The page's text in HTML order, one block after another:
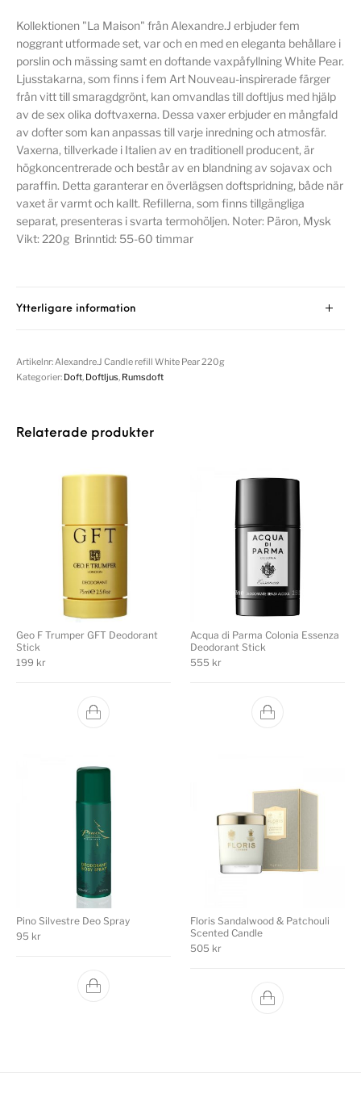
Kollektionen "La Maison" från Alexandre.J erbjuder fem
noggrant utformade set, var och en med en eleganta behållare i
porslin och mässing samt en doftande vaxpåfyllning White Pear.
Ljusstakarna, som finns i fem Art Nouveau-inspirerade färger
från vitt till smaragdgrönt, kan omvandlas till doftljus med hjälp
av de sex olika doftvaxerna. Dessa vaxer erbjuder en mångfald
av dofter som kan anpassas till varje inredning och atmosfär.
Vaxerna, tillverkade i Italien av en traditionell producent, är
högkoncentrerade och består av en blandning av sojavax och
paraffin. Detta garanterar en överlägsen doftspridning, både när
vaxet är varmt och kallt. Refillerna, som finns tillgängliga
separat, presenteras i svarta termohöljen. Noter: Päron, Mysk
Vikt: 220g Brinntid: 55-60 timmar
Ytterligare information
Artikelnr: Alexandre.J Candle refill White Pear 220g
Kategorier: Doft Doftljus Rumsdoft
Relaterade produkter
Geo F Trumper GFT Deodorant
Stick
199 kr
Acqua di Parma Colonia Essenza
Deodorant Stick
555 kr
Pino Silvestre Deo Spray
95 kr
Floris Sandalwood & Patchouli
Scented Candle
505 kr